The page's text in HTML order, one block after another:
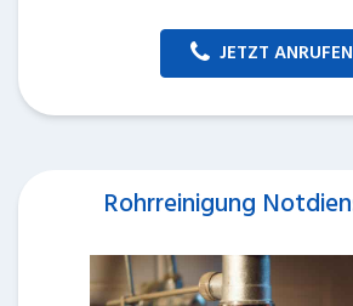
JETZT ANRUFEN
Rohrreinigung